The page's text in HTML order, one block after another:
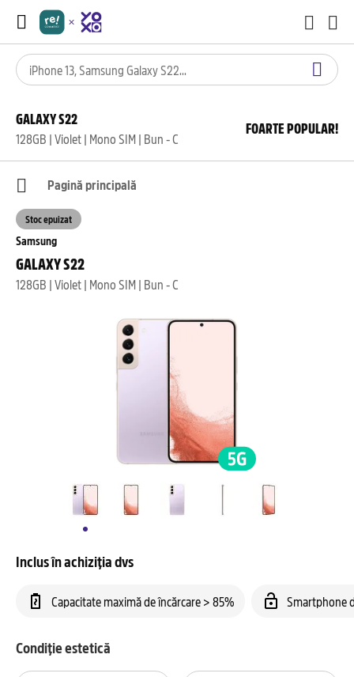
GALAXY S22
128GB | Violet | Mono SIM | Bun - C
FOARTE POPULAR!
Pagină principală
Samsung
GALAXY S22
128GB | Violet | Mono SIM | Bun - C
Stoc epuizat
Inclus în achiziția dvs
Capacitate maximă de încărcare > 85% Smartphone
Condiție estetică